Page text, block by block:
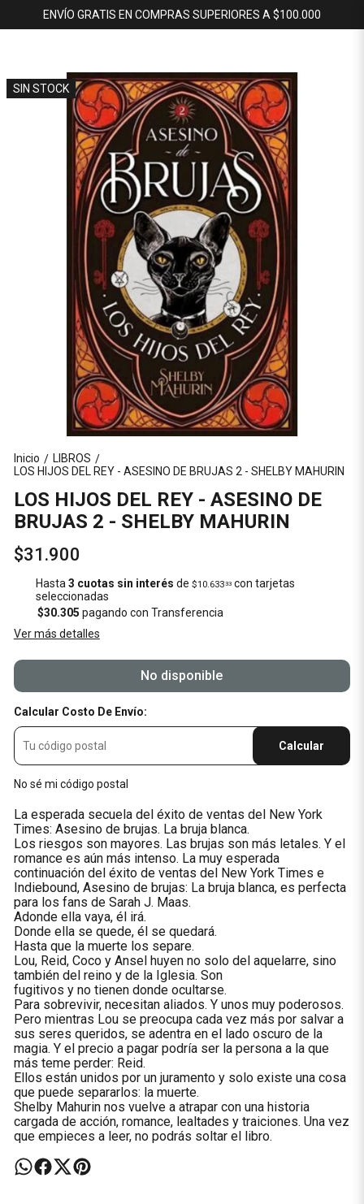
ENVÍO GRATIS EN COMPRAS SUPERIORES A $100.000
SIN STOCK
Inicio / LIBROS /
LOS HIJOS DEL REY - ASESINO DE BRUJAS 2 - SHELBY MAHURIN
LOS HIJOS DEL REY - ASESINO DE
BRUJAS 2 - SHELBY MAHURIN
$31.900
Hasta3 cuotas sin interés de$10.63333 con tarjetas
seleccionadas
$30.305 pagando con Transferencia
Ver más detalles
No disponible
Calcular Costo De Envío:
Calcular
No sé mi código postal
La esperada secuela del éxito de ventas del New York
Times: Asesino de brujas. La bruja blanca.
Los riesgos son mayores. Las brujas son más letales. Y el
romance es aún más intenso. La muy esperada
continuación del éxito de ventas del New York Times e
Indiebound, Asesino de brujas: La bruja blanca, es perfecta
para los fans de Sarah J. Maas.
Adonde ella vaya, él irá.
Donde ella se quede, él se quedará.
Hasta que la muerte los separe.
Lou, Reid, Coco y Ansel huyen no solo del aquelarre, sino
también del reino y de la Iglesia. Son
fugitivos y no tienen donde ocultarse.
Para sobrevivir, necesitan aliados. Y unos muy poderosos.
Pero mientras Lou se preocupa cada vez más por salvar a
sus seres queridos, se adentra en el lado oscuro de la
magia. Y el precio a pagar podría ser la persona a la que
más teme perder: Reid.
Ellos están unidos por un juramento y solo existe una cosa
que puede separarlos: la muerte.
Shelby Mahurin nos vuelve a atrapar con una historia
cargada de acción, romance, lealtades y traiciones. Una vez
que empieces a leer, no podrás soltar el libro.